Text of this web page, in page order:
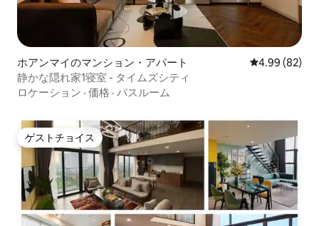
ホアンマイのマンション・アパート レビュー82
4.99 (82)
静かな隠れ家1寝室 - タイムズシティ
ロケーション · 価格 · バスルーム
ゲストチョイス
ゲストチョイス